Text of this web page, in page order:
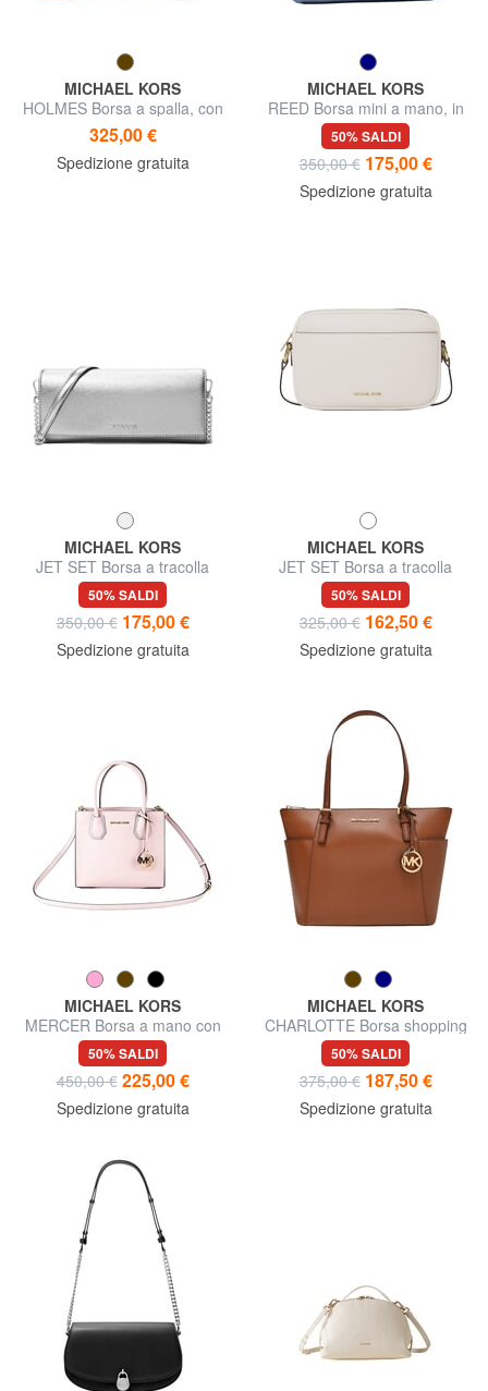
MICHAEL KORS
HOLMES Borsa a spalla, con
tracolla
325,00 €
Spedizione gratuita
MICHAEL KORS
REED Borsa mini a mano, in
pelle
50% SALDI
350,00 € 175,00 €
Spedizione gratuita
MICHAEL KORS
JET SET Borsa a tracolla
50% SALDI
350,00 € 175,00 €
Spedizione gratuita
MICHAEL KORS
JET SET Borsa a tracolla
regolabile, in pelle
50% SALDI
325,00 € 162,50 €
Spedizione gratuita
MICHAEL KORS
MERCER Borsa a mano con
tracolla, in pelle
50% SALDI
450,00 € 225,00 €
Spedizione gratuita
MICHAEL KORS
CHARLOTTE Borsa shopping
a spalla, in pelle
50% SALDI
375,00 € 187,50 €
Spedizione gratuita